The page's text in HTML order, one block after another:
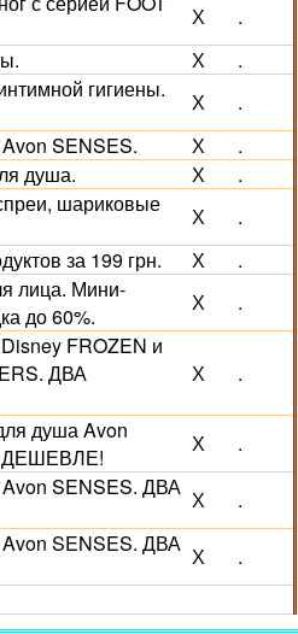
Х
.
Х
.
гигиены.
Х
.
SENSES. Х
.
душа. Х
.
шариковые
Х
.
за 199 грн. Х
.
лица. Мини-
до 60%.
Х .
FROZEN и
ДВА
Х .
душа Avon
ДЕШЕВЛЕ!
Х .
SENSES. ДВА Х .
SENSES. ДВА Х .